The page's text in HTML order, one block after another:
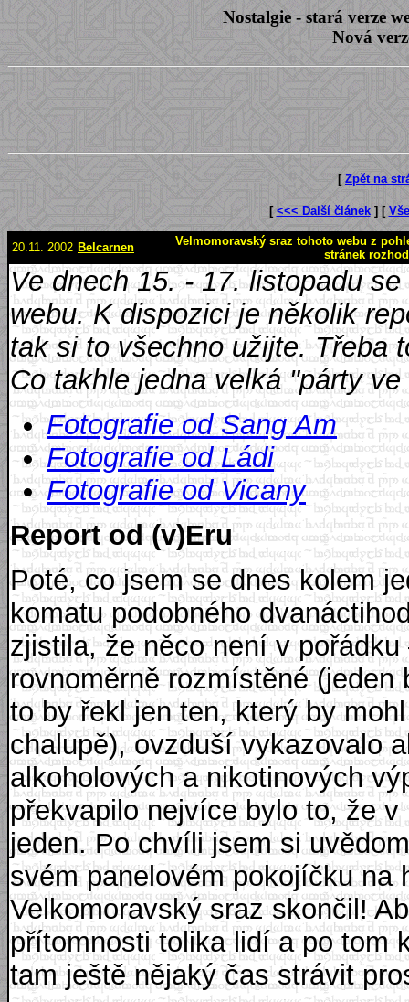
Nostalgie - stará verze
Nová
[ Zpět na
[ <<< Další článek] [
20.11. 2002 Belcarnen
Velmomoravský sraz tohoto webu z
stránek
Ve dnech 15. - 17. listopadu
webu. K dispozici je několik
tak si to všechno užijte.
Co takhle jedna velká "párty
Fotografie od Sang Am
Fotografie od Ládi
Fotografie od Vicany
Report od (v)Eru
Poté, co jsem se dnes kolem
komatu podobného
zjistila, že něco není v
rovnoměrně rozmístěné
to by řekl jen ten, který by
chalupě), ovzduší vykazovalo
alkoholových a nikotinových
překvapilo nejvíce bylo to, že
jeden. Po chvíli jsem si
svém panelovém pokojíčku na
Velkomoravský sraz skončil!
přítomnosti tolika lidí a po tom
tam ještě nějaký čas strávit